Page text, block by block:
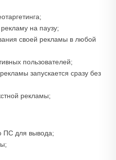
на паузу;
своей рекламы в любой
пользователей;
запускается сразу без
рекламы;
ПС для вывода;